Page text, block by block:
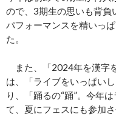
ので、3期生の思いも背負
パフォーマンスを精いっ
た。
また、「2024年を漢字
は、「ライブをいっぱい
り、「踊るの“踊”。今年
て、夏にフェスにも参加